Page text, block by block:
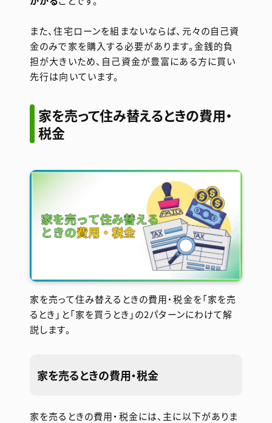
また、住宅ローンを組まないならば、元々の自己資
金のみで家を購入する必要があります。金銭的負
担が大きいため、自己資金が豊富にある方に買い
先行は向いています。
家を売って住み替えるときの費用・
税金
家を売って住み替えるときの費用・税金を「家を売
るとき」と「家を買うとき」の2パターンにわけて解
説します。
家を売るときの費用・税金
家を売るときの費用・税金には、主に以下がありま